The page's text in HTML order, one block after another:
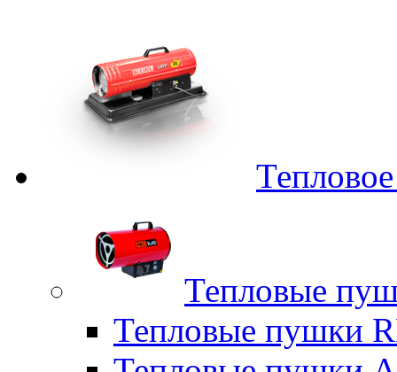
Тепловые
Тепловые пушки